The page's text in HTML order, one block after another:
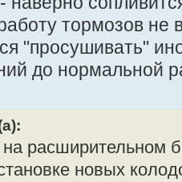
тормозов не
"просушивать"
до нормальной
расширительном
новых